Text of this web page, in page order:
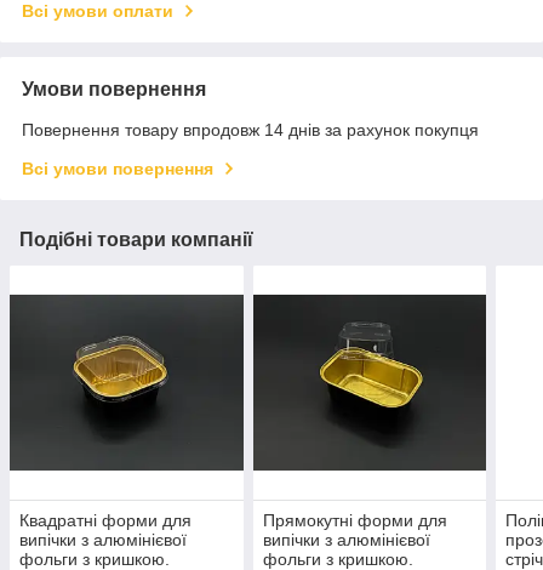
Всі умови оплати
Умови повернення
Повернення товару впродовж 14 днів за рахунок покупця
Всі умови повернення
Подібні товари компанії
Квадратні форми для
випічки з алюмінієвої
фольги з кришкою.
Прямокутні форми для
випічки з алюмінієвої
фольги з кришкою.